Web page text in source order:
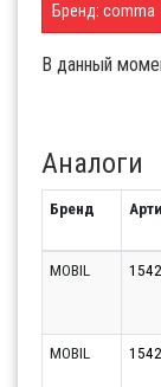
Бренд: comma
В данный
Аналоги
Бренд
MOBIL
MOBIL